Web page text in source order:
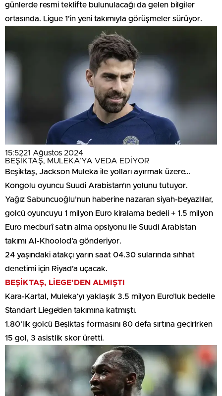
günlerde resmi teklifte bulunulacağı da gelen bilgiler
ortasında. Ligue 1’in yeni takımıyla görüşmeler sürüyor.
15:5221 Ağustos 2024
BEŞİKTAŞ, MULEKA’YA VEDA EDİYOR
Beşiktaş, Jackson Muleka ile yolları ayırmak üzere…
Kongolu oyuncu Suudi Arabistan’ın yolunu tutuyor.
Yağız Sabuncuoğlu’nun haberine nazaran siyah-beyazlılar,
golcü oyuncuyu 1 milyon Euro kiralama bedeli + 1.5 milyon
Euro mecburî satın alma opsiyonu ile Suudi Arabistan
takımı Al-Khoolod’a gönderiyor.
24 yaşındaki atakçı yarın saat 04.30 sularında sıhhat
denetimi için Riyad’a uçacak.
BEŞİKTAŞ, LİEGE’DEN ALMIŞTI
Kara-Kartal, Muleka’yı yaklaşık 3.5 milyon Euro’luk bedelle
Standart Liege’den takımına katmıştı.
1.80’lik golcü Beşiktaş formasını 80 defa sırtına geçirirken
15 gol, 3 asistlik skor üretti.